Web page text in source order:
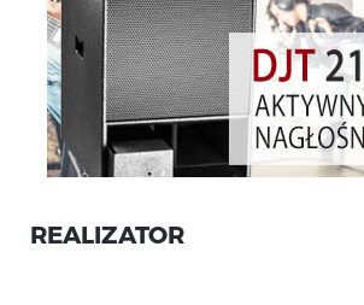
REALIZATOR